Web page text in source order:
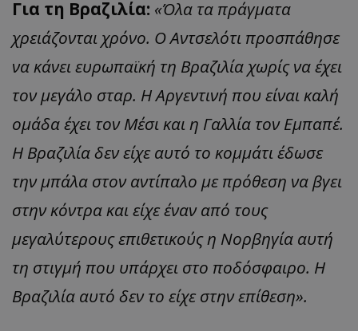
Για τη Βραζιλία: «Όλα τα πράγματα
χρειάζονται χρόνο. Ο Αντσελότι προσπάθησε
να κάνει ευρωπαϊκή τη Βραζιλία χωρίς να έχει
τον μεγάλο σταρ. Η Αργεντινή που είναι καλή
ομάδα έχει τον Μέσι και η Γαλλία τον Εμπαπέ.
Η Βραζιλία δεν είχε αυτό το κομμάτι έδωσε
την μπάλα στον αντίπαλο με πρόθεση να βγει
στην κόντρα και είχε έναν από τους
μεγαλύτερους επιθετικούς η Νορβηγία αυτή
τη στιγμή που υπάρχει στο ποδόσφαιρο. Η
Βραζιλία αυτό δεν το είχε στην επίθεση».